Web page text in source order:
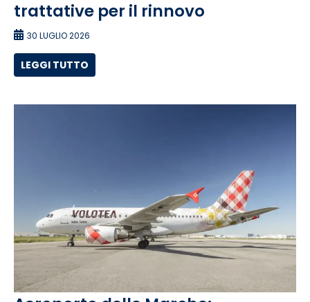
trattative per il rinnovo
30 LUGLIO 2026
LEGGI TUTTO